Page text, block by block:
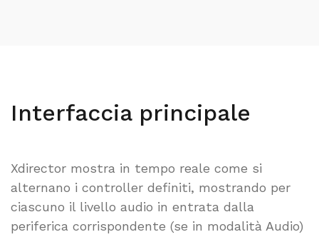
Interfaccia principale
Xdirector mostra in tempo reale come si
alternano i controller definiti, mostrando per
ciascuno il livello audio in entrata dalla
periferica corrispondente (se in modalità Audio)